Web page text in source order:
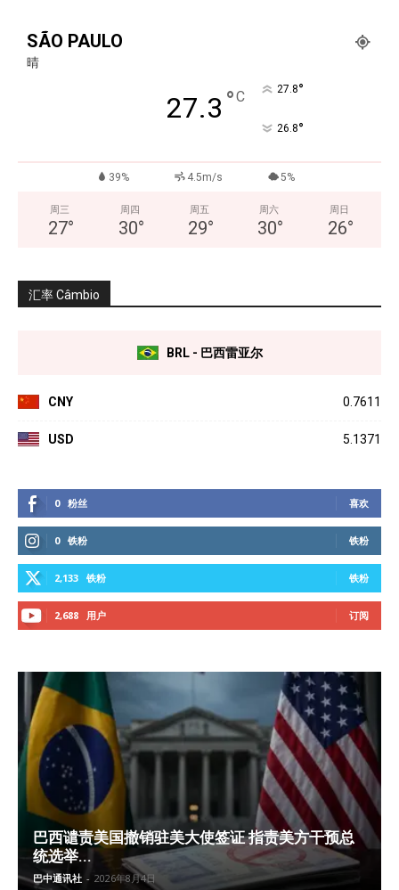
SÃO PAULO
晴
27.3 °C 27.8°
26.8°
39% 4.5m/s 5%
周三
27°
周四
30°
周五
29°
周六
30°
周日
26°
汇率 Câmbio
BRL - 巴西雷亚尔
CNY 0.7611
USD 5.1371
0 粉丝 喜欢
0 铁粉 铁粉
2,133 铁粉 铁粉
2,688 用户 订阅
巴西谴责美国撤销驻美大使签证 指责美方干预总
统选举...
巴中通讯社 - 2026年8月4日